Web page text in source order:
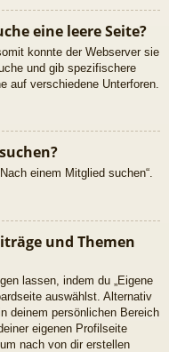
eine leere Seite?
konnte der Webserver sie
und gib spezifischere
auf verschiedene Unterforen.
einem Mitglied suchen“.
und Themen
lassen, indem du „Eigene
auswählst. Alternativ
deinem persönlichen Bereich
eigenen Profilseite
nach von dir erstellen